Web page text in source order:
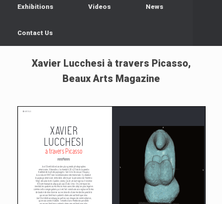
Exhibitions Videos News
Contact Us
Xavier Lucchesi à travers Picasso,
Beaux Arts Magazine